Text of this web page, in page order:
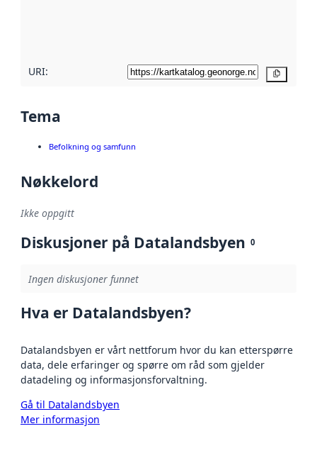
URI:
Tema
Befolkning og samfunn
Nøkkelord
Ikke oppgitt
Diskusjoner på Datalandsbyen 0
Ingen diskusjoner funnet
Hva er Datalandsbyen?
Datalandsbyen er vårt nettforum hvor du kan etterspørre
data, dele erfaringer og spørre om råd som gjelder
datadeling og informasjonsforvaltning.
Gå til Datalandsbyen
Mer informasjon